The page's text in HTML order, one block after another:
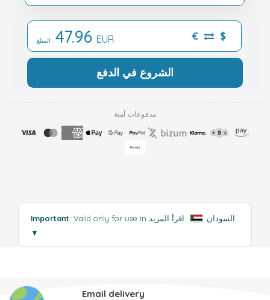
المبلغ: 47.96 EUR € $
الشروع في الدفع
مدفوعات آمنة
Important : Valid only for use in السودان
اقرأ المزيد
▼
Email delivery